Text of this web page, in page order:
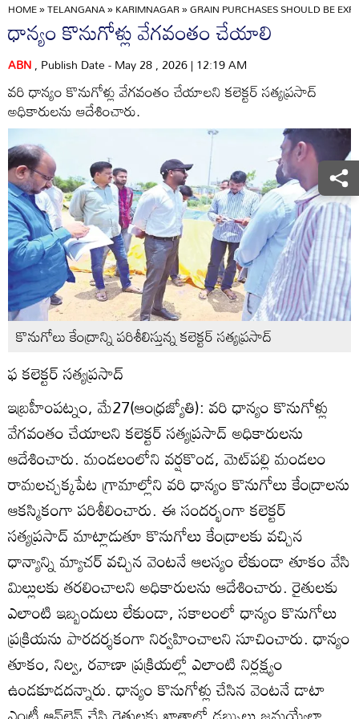
HOME»TELANGANA»KARIMNAGAR»GRAIN PURCHASES SHOULD BE
ధాన్యం కొనుగోళ్లు వేగవంతం చేయాలి
ABN, Publish Date - May 28 , 2026 | 12:19 AM
వరి ధాన్యం కొనుగోళ్లు వేగవంతం చేయాలని కలెక్టర్‌ సత్యప్రసాద్‌
అధికారులను ఆదేశించారు.
కొనుగోలు కేంద్రాన్ని పరిశీలిస్తున్న కలెక్టర్‌ సత్యప్రసాద్‌
ఫ కలెక్టర్‌ సత్యప్రసాద్‌
ఇబ్రహీంపట్నం, మే27(ఆంధ్రజ్యోతి): వరి ధాన్యం కొనుగోళ్లు
వేగవంతం చేయాలని కలెక్టర్‌ సత్యప్రసాద్‌ అధికారులను
ఆదేశించారు. మండలంలోని వర్షకొండ, మెట్‌పల్లి మండలం
రామలచ్చక్కపేట గ్రామాల్లోని వరి ధాన్యం కొనుగోలు కేంద్రాలను
ఆకస్మికంగా పరిశీలించారు. ఈ సందర్భంగా కలెక్టర్‌
సత్యప్రసాద్‌ మాట్లాడుతూ కొనుగోలు కేంద్రాలకు వచ్చిన
ధాన్యాన్ని మ్యాచర్‌ వచ్చిన వెంటనే ఆలస్యం లేకుండా తూకం వేసి
మిల్లులకు తరలించాలని అధికారులను ఆదేశించారు. రైతులకు
ఎలాంటి ఇబ్బందులు లేకుండా, సకాలంలో ధాన్యం కొనుగోలు
ప్రక్రియను పారదర్శకంగా నిర్వహించాలని సూచించారు. ధాన్యం
తూకం, నిల్వ, రవాణా ప్రక్రియల్లో ఎలాంటి నిర్లక్ష్యం
ఉండకూడదన్నారు. ధాన్యం కొనుగోళ్లు చేసిన వెంటనే డాటా